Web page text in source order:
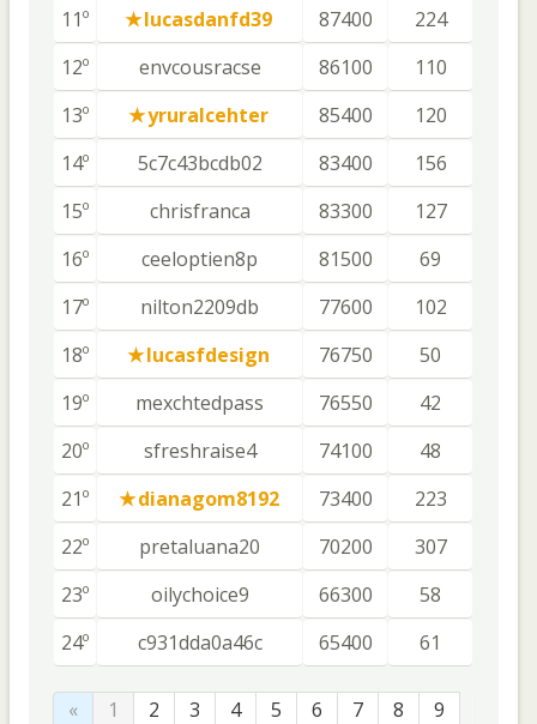
11º
lucasdanfd39 87400
224
12º
envcousracse 86100
110
13º
yruralcehter 85400
120
14º
5c7c43bcdb02 83400
156
15º
chrisfranca 83300
127
16º
ceeloptien8p 81500
69
17º
nilton2209db 77600
102
18º
lucasfdesign 76750
50
19º
mexchtedpass 76550
42
20º
sfreshraise4 74100
48
21º
dianagom8192 73400
223
22º
pretaluana20 70200
307
23º
oilychoice9 66300
58
24º
c931dda0a46c 65400 61
« 1 2 3 4 5 6 7 8
9